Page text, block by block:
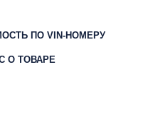
ПО VIN-НОМЕРУ
О ТОВАРЕ